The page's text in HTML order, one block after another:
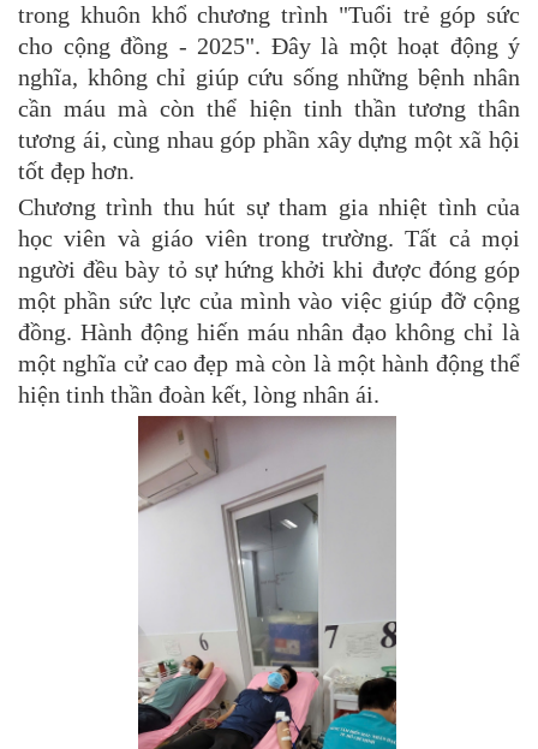
trong khuôn khổ chương trình "Tuổi trẻ góp sức
cho cộng đồng - 2025". Đây là một hoạt động ý
nghĩa, không chỉ giúp cứu sống những bệnh nhân
cần máu mà còn thể hiện tinh thần tương thân
tương ái, cùng nhau góp phần xây dựng một xã hội
tốt đẹp hơn.
Chương trình thu hút sự tham gia nhiệt tình của
học viên và giáo viên trong trường. Tất cả mọi
người đều bày tỏ sự hứng khởi khi được đóng góp
một phần sức lực của mình vào việc giúp đỡ cộng
đồng. Hành động hiến máu nhân đạo không chỉ là
một nghĩa cử cao đẹp mà còn là một hành động thể
hiện tinh thần đoàn kết, lòng nhân ái.